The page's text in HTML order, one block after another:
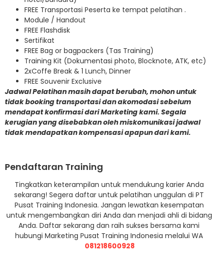
FREE Transportasi Peserta ke tempat pelatihan .
Module / Handout
FREE Flashdisk
Sertifikat
FREE Bag or bagpackers (Tas Training)
Training Kit (Dokumentasi photo, Blocknote, ATK, etc)
2xCoffe Break & 1 Lunch, Dinner
FREE Souvenir Exclusive
Jadwal Pelatihan masih dapat berubah, mohon untuk
tidak booking transportasi dan akomodasi sebelum
mendapat konfirmasi dari Marketing kami. Segala
kerugian yang disebabkan oleh miskomunikasi jadwal
tidak mendapatkan kompensasi apapun dari kami.
Pendaftaran Training
Tingkatkan keterampilan untuk mendukung karier Anda
sekarang! Segera daftar untuk pelatihan unggulan di PT
Pusat Training Indonesia. Jangan lewatkan kesempatan
untuk mengembangkan diri Anda dan menjadi ahli di bidang
Anda. Daftar sekarang dan raih sukses bersama kami
hubungi Marketing Pusat Training Indonesia melalui WA
081218600928